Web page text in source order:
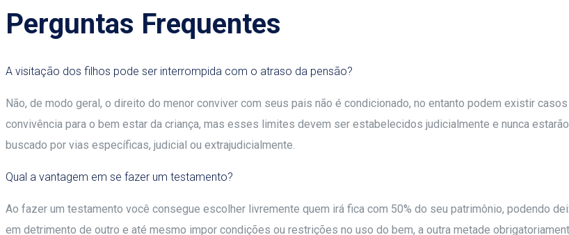
Perguntas Frequentes
A visitação dos filhos pode ser interrompida com o atraso da pensão?
Não, de modo geral, o direito do menor conviver com seus pais não é condicionado, no entanto podem existir
convivência para o bem estar da criança, mas esses limites devem ser estabelecidos judicialmente e nunca
buscado por vias específicas, judicial ou extrajudicialmente.
Qual a vantagem em se fazer um testamento?
Ao fazer um testamento você consegue escolher livremente quem irá fica com 50% do seu patrimônio, podendo
em detrimento de outro e até mesmo impor condições ou restrições no uso do bem, a outra metade